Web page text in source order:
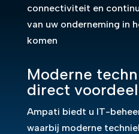
connectiviteit en
van uw onderneming in
komen
Moderne
direct
Ampati biedt u IT-
waarbij moderne